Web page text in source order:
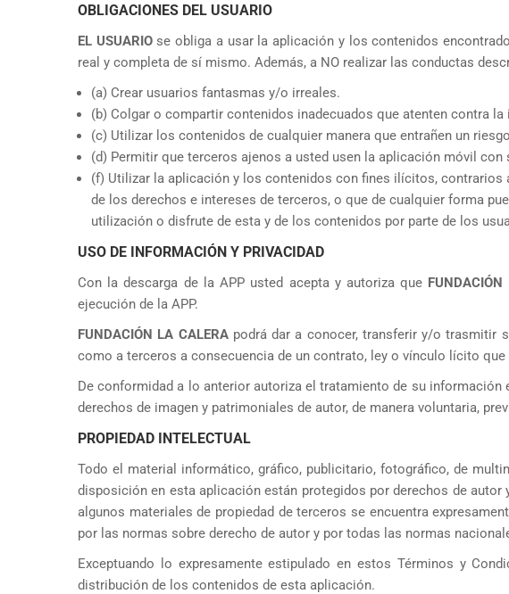
OBLIGACIONES DEL USUARIO
EL USUARIOse obliga a usar la aplicación y los contenidos
real y completa de sí mismo. Además, a NO realizar las conductas
(a) Crear usuarios fantasmas y/o irreales.
(b) Colgar o compartir contenidos inadecuados que atenten contra la
(c) Utilizar los contenidos de cualquier manera que entrañen un
(d) Permitir que terceros ajenos a usted usen la aplicación móvil con
(f) Utilizar la aplicación y los contenidos con fines ilícitos,
de los derechos e intereses de terceros, o que de cualquier forma
utilización o disfrute de esta y de los contenidos por parte de los
USO DE INFORMACIÓN Y PRIVACIDAD
Con la descarga de la APP usted acepta y autoriza que
ejecución de la APP.
FUNDACIÓN LA CALERA podrá dar a conocer, transferir y/o trasmitir
como a terceros a consecuencia de un contrato, ley o vínculo lícito
De conformidad a lo anterior autoriza el tratamiento de su información
derechos de imagen y patrimoniales de autor, de manera voluntaria,
PROPIEDAD INTELECTUAL
Todo el material informático, gráfico, publicitario, fotográfico, de
disposición en esta aplicación están protegidos por derechos de
algunos materiales de propiedad de terceros se encuentra
por las normas sobre derecho de autor y por todas las normas
Exceptuando lo expresamente estipulado en estos Términos y
distribución de los contenidos de esta aplicación.